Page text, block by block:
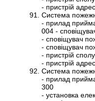
- пристрій
Система
- прилад
004 -
- сповіщувач
- сповіщувач
- пристрій
- пристрій
Система
- прилад
300
- установка